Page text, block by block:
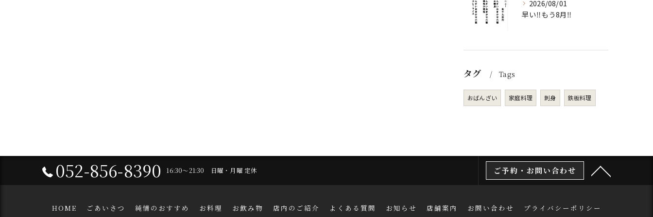
2026/08/01
早い‼️もう8月‼️
タグ Tags
おばんざい 家庭料理 刺身 鉄板料理
052-856-8390 16:30～21:30 日曜・月曜 定休 ご予約・お問い合わせ
HOME ごあいさつ 純情のおすすめ お料理 お飲み物 店内のご紹介 よくある質問 お知らせ 店舗案内 お問い合わせ プライバシーポリシー